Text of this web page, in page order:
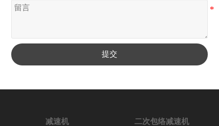
提交
减速机 二次包络减速机